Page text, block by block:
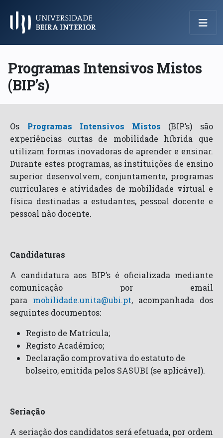
Menu Principal
Programas Intensivos Mistos
(BIP’s)
Os Programas Intensivos Mistos (BIP’s) são
experiências curtas de mobilidade híbrida que
utilizam formas inovadoras de aprender e ensinar.
Durante estes programas, as instituições de ensino
superior desenvolvem, conjuntamente, programas
curriculares e atividades de mobilidade virtual e
física destinadas a estudantes, pessoal docente e
pessoal não docente.
Candidaturas
A candidatura aos BIP’s é oficializada mediante
comunicação por email
para mobilidade.unita@ubi.pt, acompanhada dos
seguintes documentos:
Registo de Matrícula;
Registo Académico;
Declaração comprovativa do estatuto de
bolseiro, emitida pelos SASUBI (se aplicável).
Seriação
A seriação dos candidatos será efetuada, por ordem